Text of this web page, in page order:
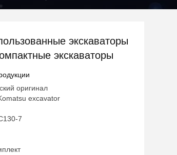
экскаваторы
экскаваторы
оригинал
excavator
7